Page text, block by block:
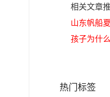
相关文章推
山东帆船
孩子为什
热门标签